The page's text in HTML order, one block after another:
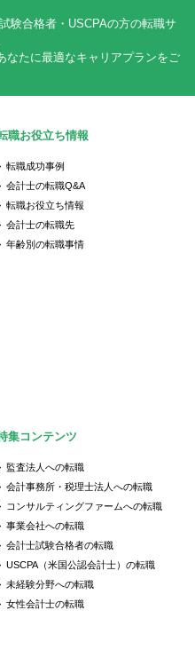
験合格者・USCPAの方の転職サ
なたに最適なキャリアプランをご
職お役立ち情報
転職成功事例
会計士の転職Q&A
転職お役立ち情報
会計士の転職先
年齢別の転職事情
集コンテンツ
監査法人への転職
会計事務所・税理士法人への転職
コンサルティングファームへの転職
事業会社への転職
会計士試験合格者の転職
USCPA（米国公認会計士）の転職
未経験分野への転職
女性会計士の転職